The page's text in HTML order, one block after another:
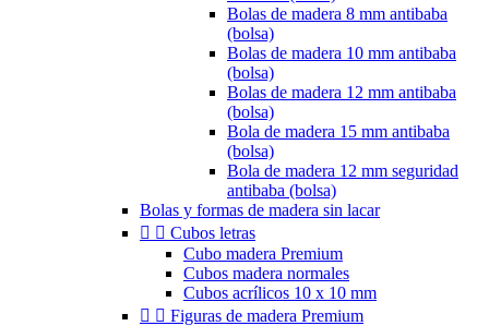
Bolas de madera 8 mm antibaba
(bolsa)
Bolas de madera 10 mm antibaba
(bolsa)
Bolas de madera 12 mm antibaba
(bolsa)
Bola de madera 15 mm antibaba
(bolsa)
Bola de madera 12 mm seguridad
antibaba (bolsa)
Bolas y formas de madera sin lacar
  Cubos letras
Cubo madera Premium
Cubos madera normales
Cubos acrílicos 10 x 10 mm
  Figuras de madera Premium